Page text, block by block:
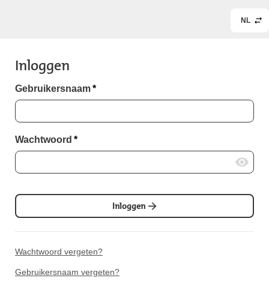
NL
Inloggen
Gebruikersnaam*
Wachtwoord *
Inloggen
Wachtwoord vergeten?
Gebruikersnaam vergeten?